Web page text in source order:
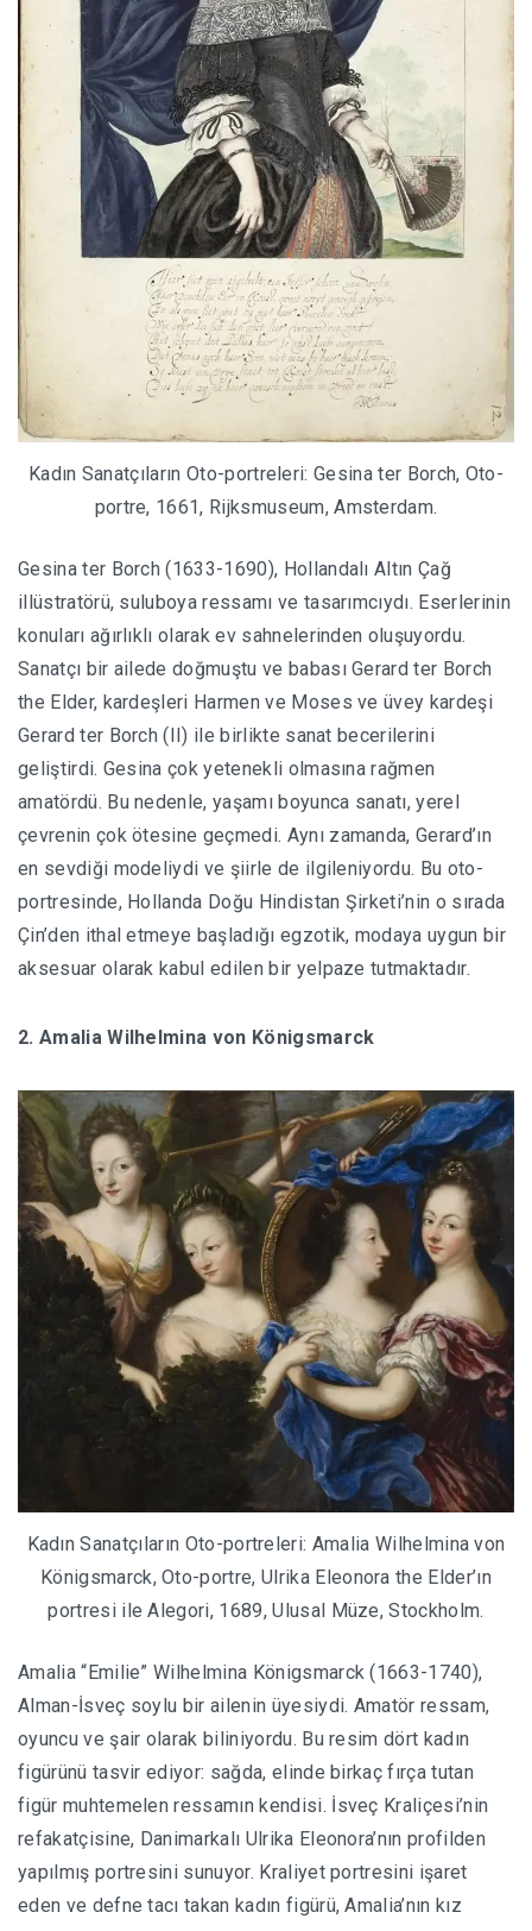
Kadın Sanatçıların Oto-portreleri: Gesina ter Borch, Oto-
portre, 1661, Rijksmuseum, Amsterdam.
Gesina ter Borch (1633-1690), Hollandalı Altın Çağ
illüstratörü, suluboya ressamı ve tasarımcıydı. Eserlerinin
konuları ağırlıklı olarak ev sahnelerinden oluşuyordu.
Sanatçı bir ailede doğmuştu ve babası Gerard ter Borch
the Elder, kardeşleri Harmen ve Moses ve üvey kardeşi
Gerard ter Borch (II) ile birlikte sanat becerilerini
geliştirdi. Gesina çok yetenekli olmasına rağmen
amatördü. Bu nedenle, yaşamı boyunca sanatı, yerel
çevrenin çok ötesine geçmedi. Aynı zamanda, Gerard’ın
en sevdiği modeliydi ve şiirle de ilgileniyordu. Bu oto-
portresinde, Hollanda Doğu Hindistan Şirketi’nin o sırada
Çin’den ithal etmeye başladığı egzotik, modaya uygun bir
aksesuar olarak kabul edilen bir yelpaze tutmaktadır.
2. Amalia Wilhelmina von Königsmarck
Kadın Sanatçıların Oto-portreleri: Amalia Wilhelmina von
Königsmarck, Oto-portre, Ulrika Eleonora the Elder’ın
portresi ile Alegori, 1689, Ulusal Müze, Stockholm.
Amalia “Emilie” Wilhelmina Königsmarck (1663-1740),
Alman-İsveç soylu bir ailenin üyesiydi. Amatör ressam,
oyuncu ve şair olarak biliniyordu. Bu resim dört kadın
figürünü tasvir ediyor: sağda, elinde birkaç fırça tutan
figür muhtemelen ressamın kendisi. İsveç Kraliçesi’nin
refakatçisine, Danimarkalı Ulrika Eleonora’nın profilden
yapılmış portresini sunuyor. Kraliyet portresini işaret
eden ve defne tacı takan kadın figürü, Amalia’nın kız